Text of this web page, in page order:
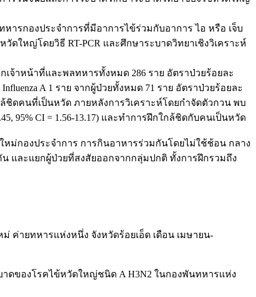
รกองประจำการที่มีอาการไข้ร่วมกับอาการ ไอ หรือ เจ็บ
ดใหญ่โดยวิธี RT-PCR และศึกษาระบาดวิทยาเชิงวิเคราะห์
จ้าหน้าที่และพลทหารทั้งหมด 286 ราย อัตราป่วยร้อยละ
A 1 ราย จากผู้ป่วยทั้งหมด 71 ราย อัตราป่วยร้อยละ
ชิดคนที่เป็นหวัด ภายหลังการวิเคราะห์โดยกำจัดตัวกวน พบ
95% CI = 1.56-13.17) และทำการฝึกใกล้ชิดกับคนเป็นหวัด
ม่กองประจำการ การกินอาหารร่วมกันโดยไม่ใช้ช้อน กลาง
และแยกผู้ป่วยที่สงสัยออกจากกลุ่มปกติ ทั้งการฝึกรวมถึง
ค่ายทหารแห่งหนึ่ง จังหวัดร้อยเอ็ด เดือน เมษายน-
ดของโรคไข้หวัดใหญ่ชนิด A H3N2 ในกองพันทหารแห่ง